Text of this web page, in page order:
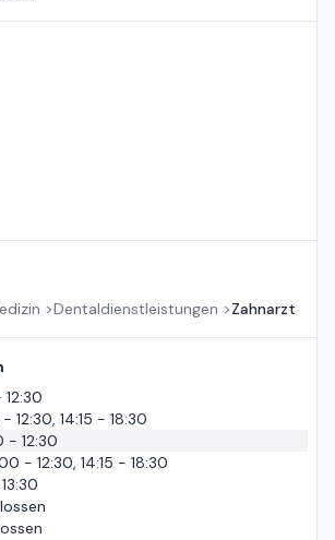
>Dentaldienstleistungen >Zahnarzt
12:30, 14:15 - 18:30
- 12:30
- 12:30, 14:15 - 18:30